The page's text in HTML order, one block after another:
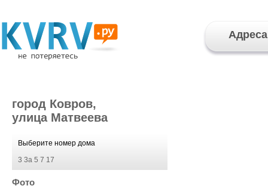
Адреса
город Ковров,
улица Матвеева
Выберите номер дома
3 3а 5 7 17
Фото